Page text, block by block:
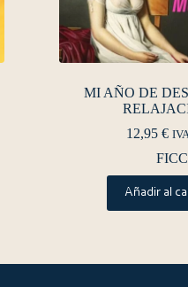
MI AÑO DE
12,95 €
Añadir al